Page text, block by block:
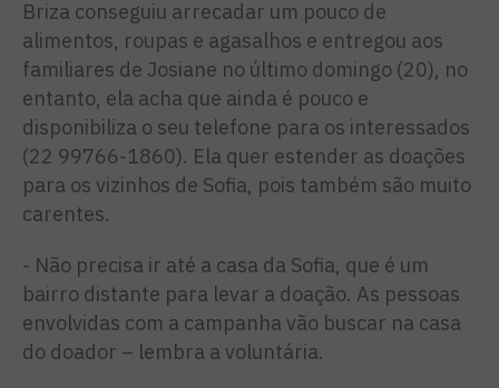
Briza conseguiu arrecadar um pouco de
alimentos, roupas e agasalhos e entregou aos
familiares de Josiane no último domingo (20), no
entanto, ela acha que ainda é pouco e
disponibiliza o seu telefone para os interessados
(22 99766-1860). Ela quer estender as doações
para os vizinhos de Sofia, pois também são muito
carentes.
- Não precisa ir até a casa da Sofia, que é um
bairro distante para levar a doação. As pessoas
envolvidas com a campanha vão buscar na casa
do doador – lembra a voluntária.